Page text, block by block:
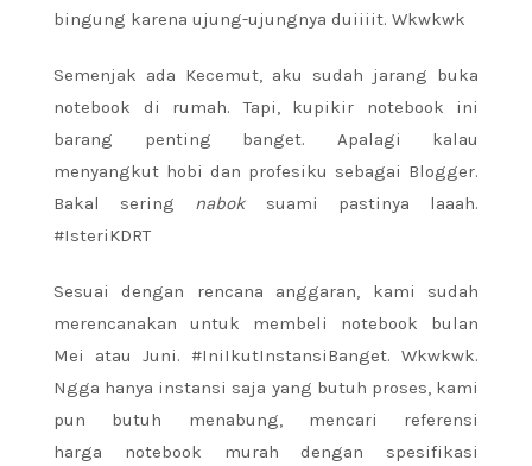
bingung karena ujung-ujungnya duiiiit. Wkwkwk
Semenjak ada Kecemut, aku sudah jarang buka
notebook di rumah. Tapi, kupikir notebook ini
barang penting banget. Apalagi kalau
menyangkut hobi dan profesiku sebagai Blogger.
Bakal sering nabok suami pastinya laaah.
#IsteriKDRT
Sesuai dengan rencana anggaran, kami sudah
merencanakan untuk membeli notebook bulan
Mei atau Juni. #IniIkutInstansiBanget. Wkwkwk.
Ngga hanya instansi saja yang butuh proses, kami
pun butuh menabung, mencari referensi
harga notebook murah dengan spesifikasi